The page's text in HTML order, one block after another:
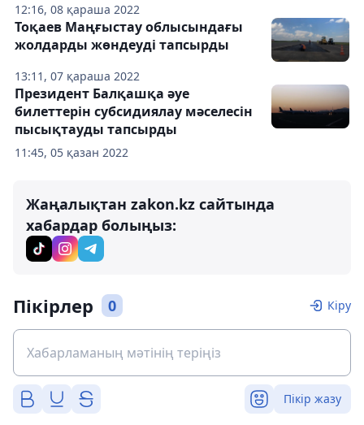
12:16, 08 қараша 2022
13:11, 07 қараша 2022
Тоқаев Маңғыстау облысындағы
жолдарды жөндеуді тапсырды
11:45, 05 қазан 2022
Президент Балқашқа әуе
билеттерін субсидиялау мәселесін
пысықтауды тапсырды
Жаңалықтан zakon.kz сайтында
хабардар болыңыз:
Пікірлер 0 Кіру
Пікір жазу